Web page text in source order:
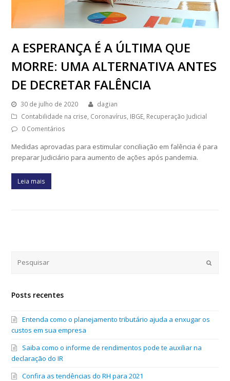
A ESPERANÇA É A ÚLTIMA QUE
MORRE: UMA ALTERNATIVA ANTES
DE DECRETAR FALÊNCIA
30 de julho de 2020
dagian
Contabilidade na crise, Coronavírus, IBGE, Recuperação Judicial
0 Comentários
Medidas aprovadas para estimular conciliação em falência é para
preparar Judiciário para aumento de ações após pandemia.
Leia mais
Submit
Posts recentes
Entenda como o planejamento tributário ajuda a enxugar os
custos em sua empresa
Saiba como o informe de rendimentos pode te auxiliar na
declaração do IR
Confira as tendências do RH para 2021